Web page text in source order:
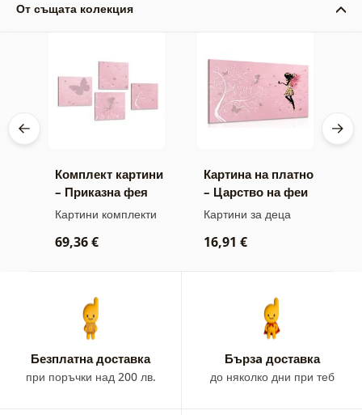
От същата колекция
Комплект картини
– Приказна фея
Картини комплекти
69,36 €
Картина на платно
– Царство на феи
Картини за деца
16,91 €
Безплатна доставка
при поръчки над 200 лв.
Бързa доставка
до няколко дни при теб